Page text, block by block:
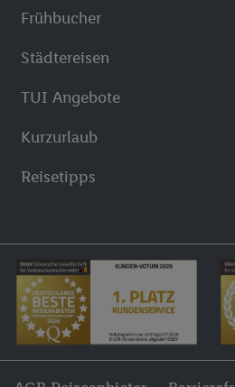
Frühbucher
Städtereisen
TUI Angebote
Kurzurlaub
Reisetipps